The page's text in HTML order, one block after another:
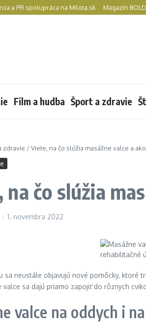
a PR spolupráca na Milota.sk Magazín BOLD
Film a hudba Šport a zdravie
zdravie /Viete, na čo slúžia masážne valce a
čo slúžia
1. novembra 2022
sa neustále objavujú nové pomôcky, ktoré
valce sa dajú priamo zapojiť do rôznych
valce na oddych i